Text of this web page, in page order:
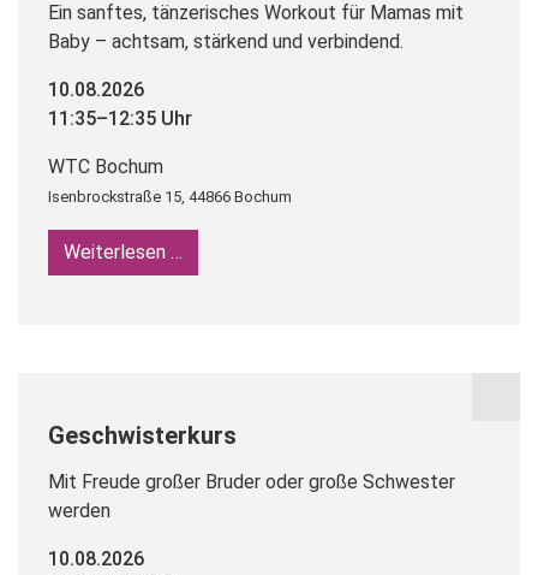
Ein sanftes, tänzerisches Workout für Mamas mit
Baby – achtsam, stärkend und verbindend.
10.08.2026
11:35–12:35 Uhr
WTC Bochum
Isenbrockstraße 15, 44866 Bochum
Weiterlesen …
Geschwisterkurs
Mit Freude großer Bruder oder große Schwester
werden
10.08.2026